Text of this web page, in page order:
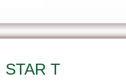
STAR T